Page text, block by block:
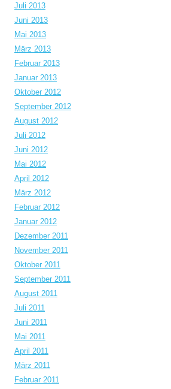
Juli 2013
Juni 2013
Mai 2013
März 2013
Februar 2013
Januar 2013
Oktober 2012
September 2012
August 2012
Juli 2012
Juni 2012
Mai 2012
April 2012
März 2012
Februar 2012
Januar 2012
Dezember 2011
November 2011
Oktober 2011
September 2011
August 2011
Juli 2011
Juni 2011
Mai 2011
April 2011
März 2011
Februar 2011